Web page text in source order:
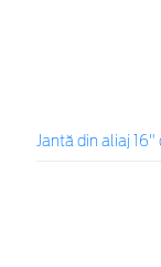
Jantă din aliaj 16"